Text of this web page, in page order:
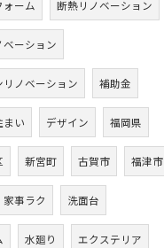
ォーム 断熱リノベーション
ベーション
リノベーション 補助金
まい デザイン 福岡県
新宮町 古賀市 福津市
家事ラク 洗面台
水廻り エクステリア